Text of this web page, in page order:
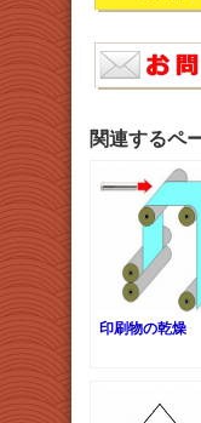
関連するペ
印刷物の乾燥